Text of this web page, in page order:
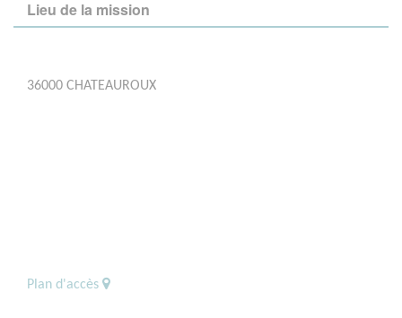
Lieu de la mission
36000 CHATEAUROUX
Plan d'accès